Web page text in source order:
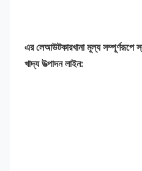
এর লেআউটকারখানা মূল্য
খাদ্য উত্পাদন লাইন: